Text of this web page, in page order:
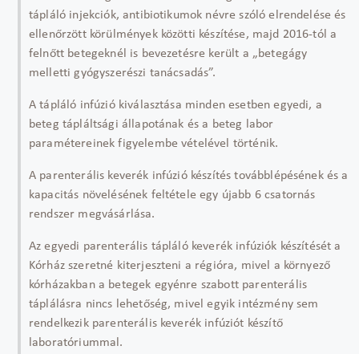
tápláló injekciók, antibiotikumok névre szóló elrendelése és
ellenőrzött körülmények közötti készítése, majd 2016-tól a
felnőtt betegeknél is bevezetésre került a „betegágy
melletti gyógyszerészi tanácsadás”.
A tápláló infúzió kiválasztása minden esetben egyedi, a
beteg tápláltsági állapotának és a beteg labor
paramétereinek figyelembe vételével történik.
A parenterális keverék infúzió készítés továbblépésének és a
kapacitás növelésének feltétele egy újabb 6 csatornás
rendszer megvásárlása.
Az egyedi parenterális tápláló keverék infúziók készítését a
Kórház szeretné kiterjeszteni a régióra, mivel a környező
kórházakban a betegek egyénre szabott parenterális
táplálásra nincs lehetőség, mivel egyik intézmény sem
rendelkezik parenterális keverék infúziót készítő
laboratóriummal.